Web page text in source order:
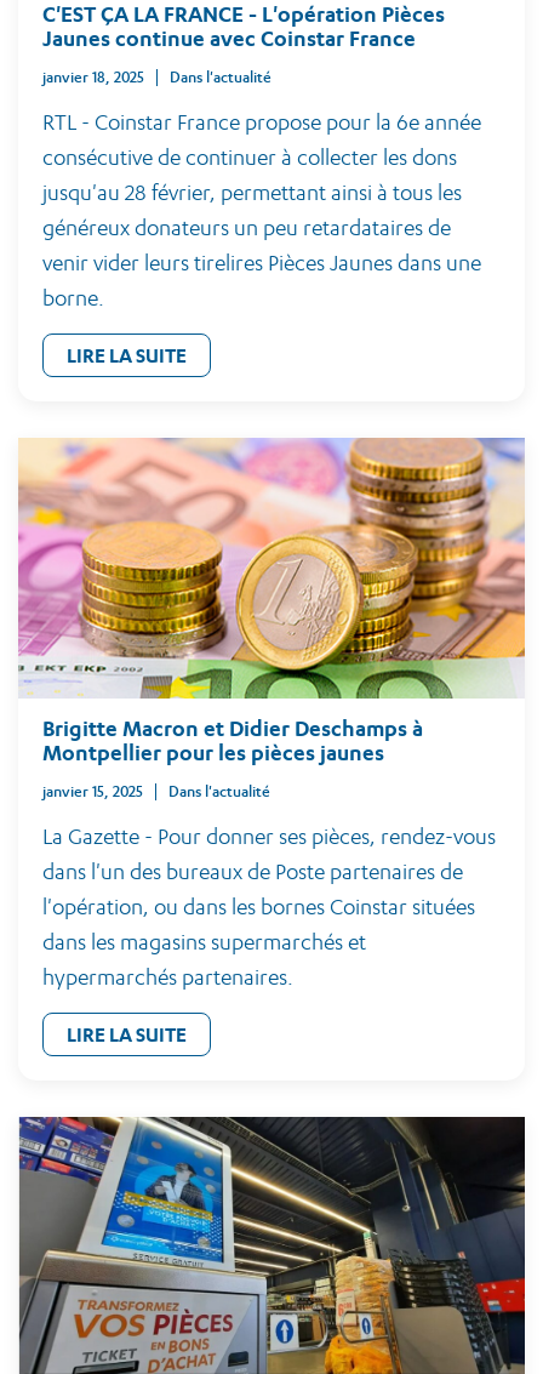
C'EST ÇA LA FRANCE - L'opération Pièces
Jaunes continue avec Coinstar France
janvier 18, 2025 Dans l'actualité
RTL - Coinstar France propose pour la 6e année
consécutive de continuer à collecter les dons
jusqu'au 28 février, permettant ainsi à tous les
généreux donateurs un peu retardataires de
venir vider leurs tirelires Pièces Jaunes dans une
borne.
LIRE LA SUITE
Brigitte Macron et Didier Deschamps à
Montpellier pour les pièces jaunes
janvier 15, 2025 Dans l'actualité
La Gazette - Pour donner ses pièces, rendez-vous
dans l'un des bureaux de Poste partenaires de
l'opération, ou dans les bornes Coinstar situées
dans les magasins supermarchés et
hypermarchés partenaires.
LIRE LA SUITE